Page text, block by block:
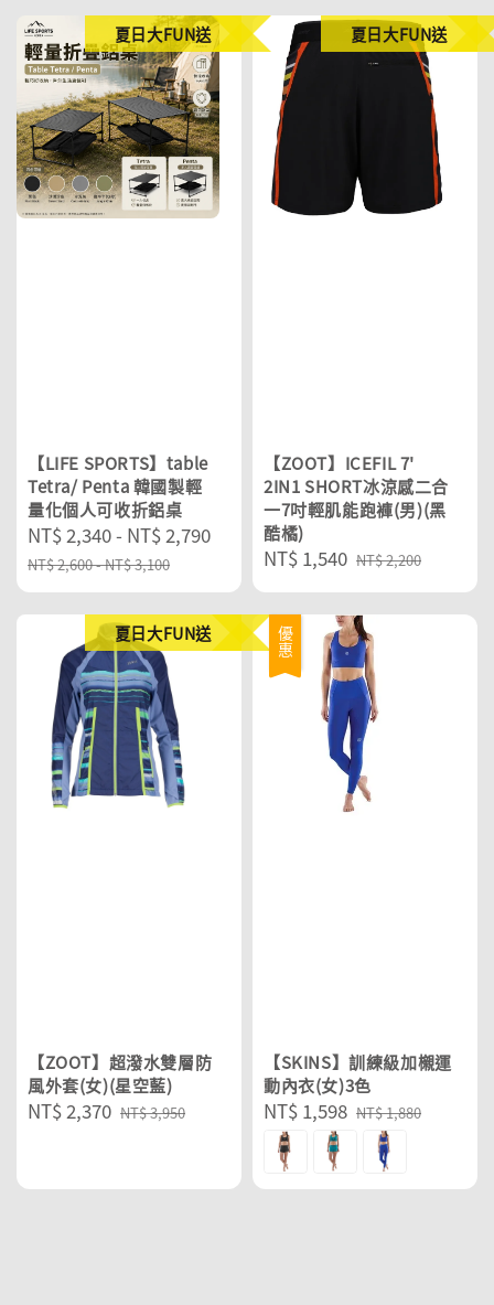
夏日大FUN送
【LIFE SPORTS】table
Tetra/ Penta 韓國製輕
量化個人可收折鋁桌
Sale
price
NT$ 2,340- NT$ 2,790
Regular
NT$ 2,600-NT$ 3,100
夏日大FUN送
【ZOOT】ICEFIL 7'
2IN1 SHORT冰涼感二合
一7吋輕肌能跑褲(男)(黑
酷橘)
Sale
price
NT$ 1,540 Regular
price
NT$ 2,200
夏日大FUN送
【ZOOT】超潑水雙層防
風外套(女)(星空藍)
Sale
NT$ 2,370 Regular
NT$ 3,950
優惠
【SKINS】訓練級加櫬運
動內衣(女)3色
Sale
price
NT$ 1,598 Regular
price
NT$ 1,880